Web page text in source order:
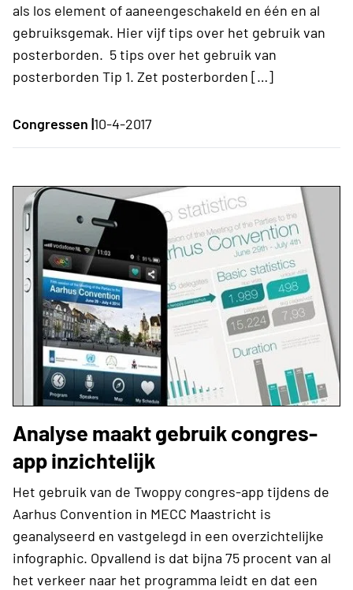
als los element of aaneengeschakeld en één en al
gebruiksgemak. Hier vijf tips over het gebruik van
posterborden. 5 tips over het gebruik van
posterborden Tip 1. Zet posterborden […]
Congressen |10-4-2017
Analyse maakt gebruik congres-
app inzichtelijk
Het gebruik van de Twoppy congres-app tijdens de
Aarhus Convention in MECC Maastricht is
geanalyseerd en vastgelegd in een overzichtelijke
infographic. Opvallend is dat bijna 75 procent van al
het verkeer naar het programma leidt en dat een